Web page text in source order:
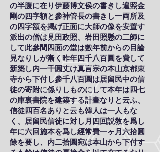
の半腹に在り伊藤博文侯の書きし遍照金
剛の四字額と參神管長の書きし一両所及
の四字額を掲げ正面に大師の像を安置す
派出の僧は見田政照、岩田照懸の二師に
して此參間四面の堂は數年前からの目論
見なりしが漸く昨年四千八百圓を費して
新築し内一千圓丈け真言宗の本山京都東
寺から下付し參千八百圓は居留民中の信
徒の寄附に係りしものにして本年は四七
の庫裏書院を建築する計畫なりと云ふ、
信徒四百名ありと云も韓人は一人もな
く、居留民信徒に対し月四回説敎を爲し
年に六回施本を爲し經常費一ヶ月六拾圓
餘を要し、内二拾圓宛は本山から下付す